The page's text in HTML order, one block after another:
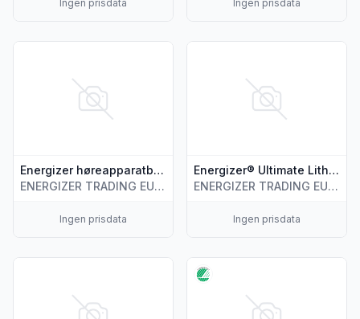
Ingen prisdata Ingen prisdata
Energizer høreapparatbatterier 4 pk
ENERGIZER TRADING EUROPE B.V.
Ingen prisdata
Energizer® Ultimate Lithium 9V batteri
ENERGIZER TRADING EUROPE B.V.
Ingen prisdata
Vis flere detaljer for produktet "Energizer® Max Plus AAA-
Vis flere detaljer for